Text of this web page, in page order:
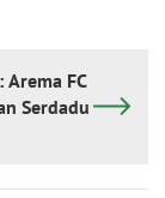
Arema FC
Serdadu